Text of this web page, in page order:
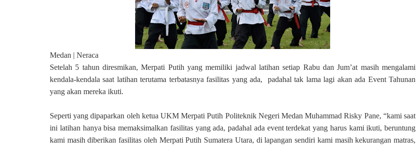
Medan | Neraca
Setelah 5 tahun diresmikan, Merpati Putih yang memiliki jadwal latihan setiap Rabu dan Jum’at masih mengalami
kendala-kendala saat latihan terutama terbatasnya fasilitas yang ada, padahal tak lama lagi akan ada Event Tahunan
yang akan mereka ikuti.
Seperti yang dipaparkan oleh ketua UKM Merpati Putih Politeknik Negeri Medan Muhammad Risky Pane, “kami saat
ini latihan hanya bisa memaksimalkan fasilitas yang ada, padahal ada event terdekat yang harus kami ikuti, beruntung
kami masih diberikan fasilitas oleh Merpati Putih Sumatera Utara, di lapangan sendiri kami masih kekurangan matras,